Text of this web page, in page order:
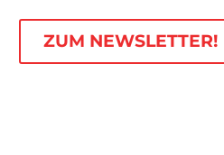
ZUM NEWSLETTER!